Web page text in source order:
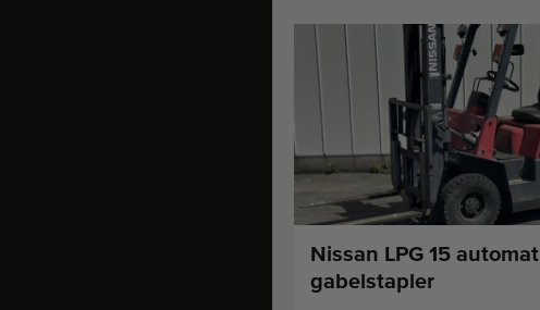
Nissan LPG 15 automat
gabelstapler